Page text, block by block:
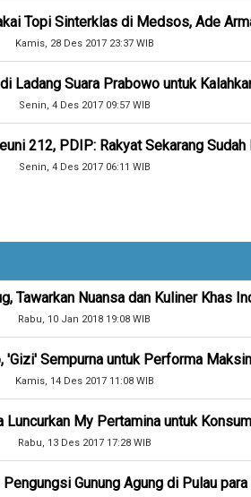
Topi Sinterklas di Medsos, Ade
Kamis, 28 Des 2017 23:37 WIB
Ladang Suara Prabowo untuk
Senin, 4 Des 2017 09:57 WIB
212, PDIP: Rakyat Sekarang Sudah
Senin, 4 Des 2017 06:11 WIB
Tawarkan Nuansa dan Kuliner Khas
Rabu, 10 Jan 2018 19:08 WIB
'Gizi' Sempurna untuk Performa
Kamis, 14 Des 2017 11:08 WIB
Luncurkan My Pertamina untuk
Rabu, 13 Des 2017 17:28 WIB
Gunung Agung di Pulau